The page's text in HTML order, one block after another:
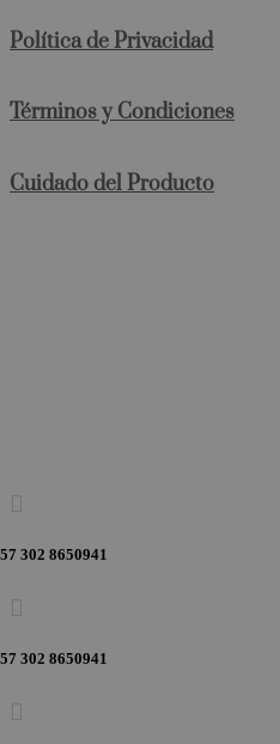
Política de Privacidad
Términos y Condiciones
Cuidado del Producto
302 8650941
302 8650941